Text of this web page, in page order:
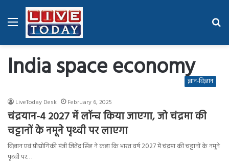
Menu
India space economyज्ञान-विज्ञान
LiveToday Desk February 6, 2025
चंद्रयान-4 2027 में लॉन्च किया जाएगा, जो चंद्रमा की
चट्टानों के नमूने पृथ्वी पर लाएगा
विज्ञान एवं प्रौद्योगिकी मंत्री जितेंद्र सिंह ने कहा कि भारत वर्ष 2027 में चंद्रमा की चट्टानों के नमूने
पृथ्वी पर…